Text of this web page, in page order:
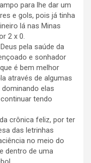
para lhe dar um
e gols, pois já tinha
lá nas Minas
2 x 0.
pela saúde da
e sonhador
é bem melhor
através de algumas
elas
tendo
crônica feliz, por ter
das letrinhas
no meio do
dentro de uma